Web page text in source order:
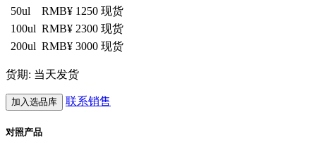
50ul
RMB¥ 1250 现货
100ul RMB¥ 2300 现货
200ul RMB¥ 3000 现货
货期: 当天发货
加入选品库 联系销售
对照产品